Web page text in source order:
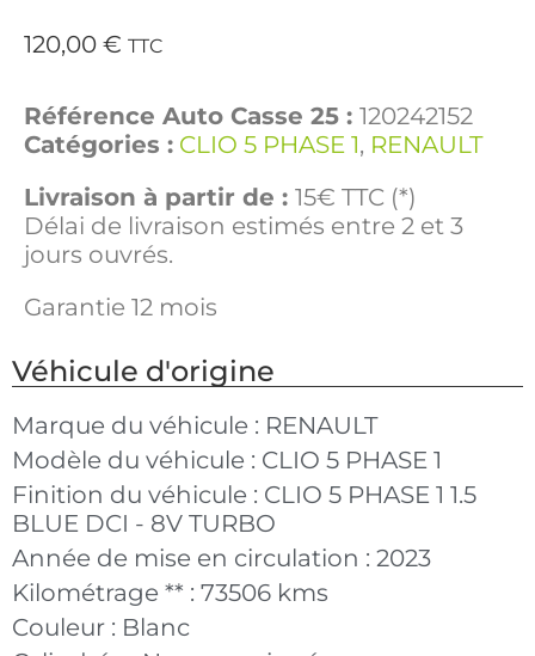
120,00 € TTC
Référence Auto Casse 25 : 120242152
Catégories : CLIO 5 PHASE 1, RENAULT
Livraison à partir de : 15€ TTC (*)
Délai de livraison estimés entre 2 et 3
jours ouvrés.
Garantie 12 mois
Véhicule d'origine
Marque du véhicule : RENAULT
Modèle du véhicule : CLIO 5 PHASE 1
Finition du véhicule : CLIO 5 PHASE 1 1.5
BLUE DCI - 8V TURBO
Année de mise en circulation : 2023
Kilométrage ** : 73506 kms
Couleur : Blanc